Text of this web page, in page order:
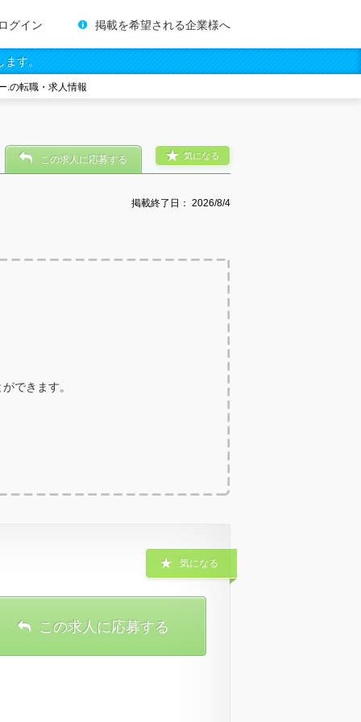
グイン 掲載を希望される企業様へ
す。
.の転職・求人情報
掲載終了日： 2026/8/4
気になる
この求人に応募する
できます。
気になる
この求人に応募する